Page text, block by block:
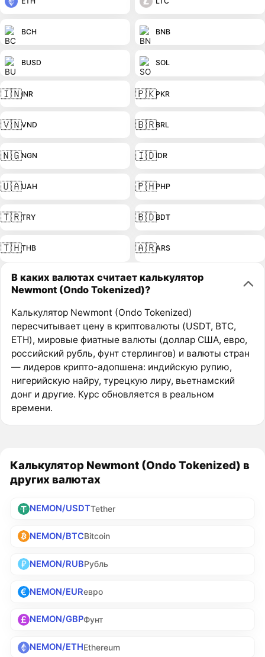
BCH BNB
BUSD SOL
🇮🇳INR 🇵🇰PKR
🇻🇳VND 🇧🇷BRL
🇳🇬NGN 🇮🇩IDR
🇺🇦UAH 🇵🇭PHP
🇹🇷TRY 🇧🇩BDT
🇹🇭THB 🇦🇷ARS
В каких валютах считает калькулятор
Newmont (Ondo Tokenized)?
Калькулятор Newmont (Ondo Tokenized)
пересчитывает цену в криптовалюты (USDT, BTC,
ETH), мировые фиатные валюты (доллар США, евро,
российский рубль, фунт стерлингов) и валюты стран
— лидеров крипто-адопшена: индийскую рупию,
нигерийскую найру, турецкую лиру, вьетнамский
донг и другие. Курс обновляется в реальном
времени.
Калькулятор Newmont (Ondo Tokenized) в
других валютах
NEMON/USDTTether
NEMON/BTCBitcoin
NEMON/RUBРубль
NEMON/EURевро
NEMON/GBPФунт
NEMON/ETHEthereum